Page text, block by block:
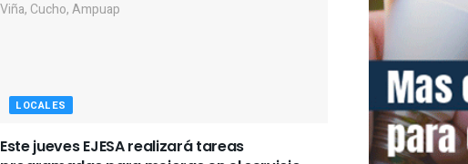
LOCALES
Este jueves EJESA realizará tareas